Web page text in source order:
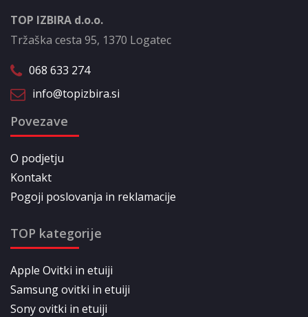
TOP IZBIRA d.o.o.
Tržaška cesta 95, 1370 Logatec
068 633 274
info@topizbira.si
Povezave
O podjetju
Kontakt
Pogoji poslovanja in reklamacije
TOP kategorije
Apple Ovitki in etuiji
Samsung ovitki in etuiji
Sony ovitki in etuiji